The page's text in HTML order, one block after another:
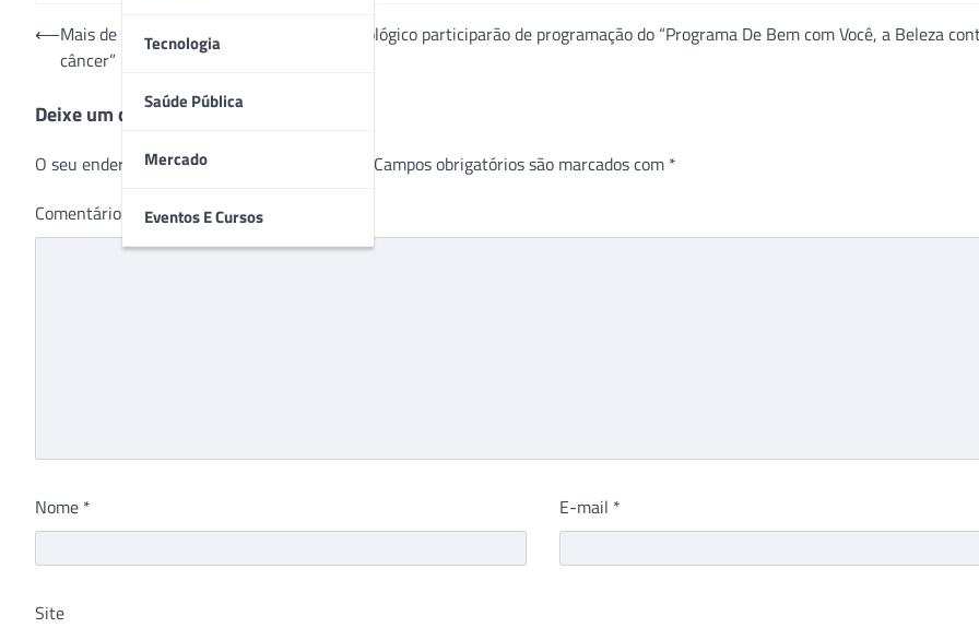
Tecnologia
Saúde Pública
Mercado
Eventos E Cursos
Navegação
Post
⟵Mais de mil mulheres em tratamento oncológico participarão de programação do “Programa De Bem com Você, a Beleza
câncer”
Deixe um comentário
O seu endereço de e-mail não será publicado. Campos obrigatórios são marcados com *
Comentário
Nome * E-mail *
Site